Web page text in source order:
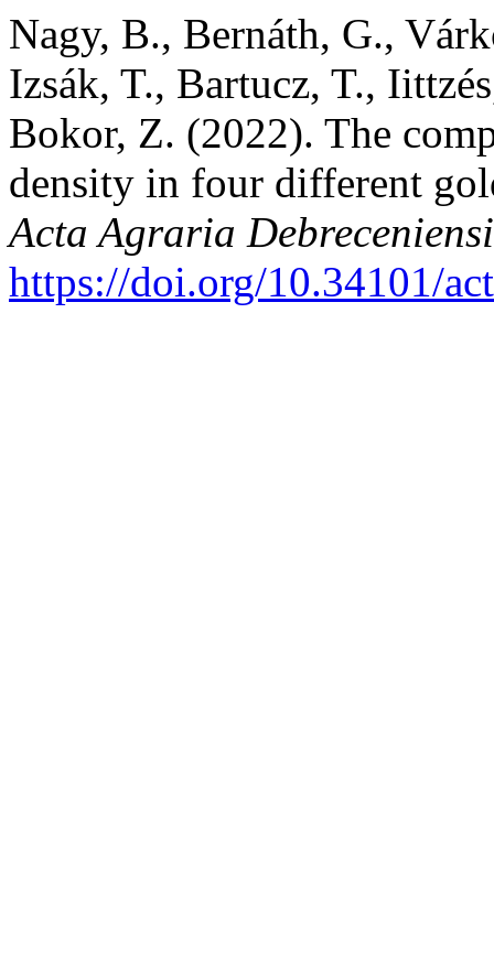
Nagy, B., Bernáth, G.,
Izsák, T., Bartucz, T.,
Bokor, Z. (2022). The
density in four different
Acta Agraria
https://doi.org/10.34101/